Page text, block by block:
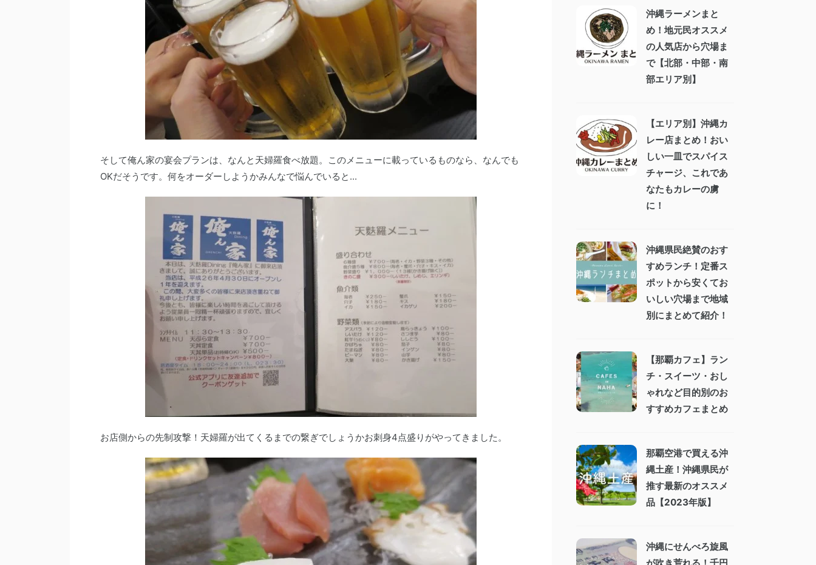
そして俺ん家の宴会プランは、なんと天婦羅食べ放題。このメニューに載っているものなら、なんでも
OKだそうです。何をオーダーしようかみんなで悩んでいると...
お店側からの先制攻撃！天婦羅が出てくるまでの繋ぎでしょうかお刺身4点盛りがやってきました。
沖縄ラーメンまと
め！地元民オススメ
の人気店から穴場ま
で【北部・中部・南
部エリア別】
【エリア別】沖縄カ
レー店まとめ！おい
しい一皿でスパイス
チャージ、これであ
なたもカレーの虜
に！
沖縄県民絶賛のおす
すめランチ！定番ス
ポットから安くてお
いしい穴場まで地域
別にまとめて紹介！
【那覇カフェ】ラン
チ・スイーツ・おし
ゃれなど目的別のお
すすめカフェまとめ
那覇空港で買える沖
縄土産！沖縄県民が
推す最新のオススメ
品【2023年版】
沖縄にせんべろ旋風